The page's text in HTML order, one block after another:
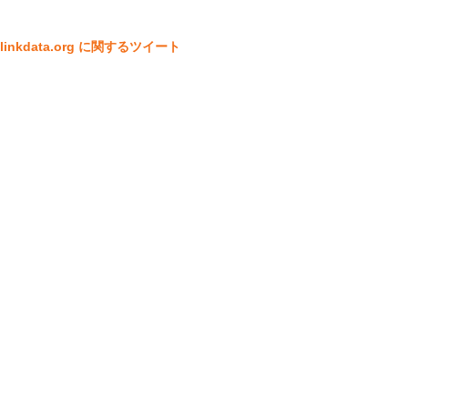
linkdata.org に関するツイート